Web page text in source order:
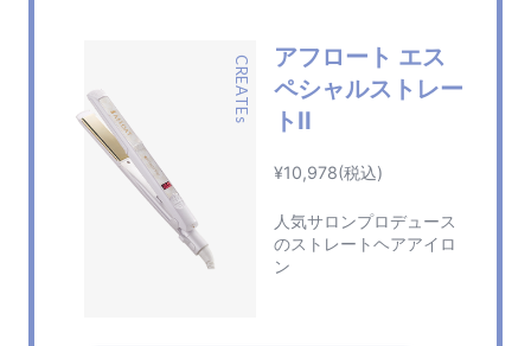
CREATEs
アフロート エス
ペシャルストレー
トII
¥10,978(税込)
人気サロンプロデュース
のストレートヘアアイロ
ン